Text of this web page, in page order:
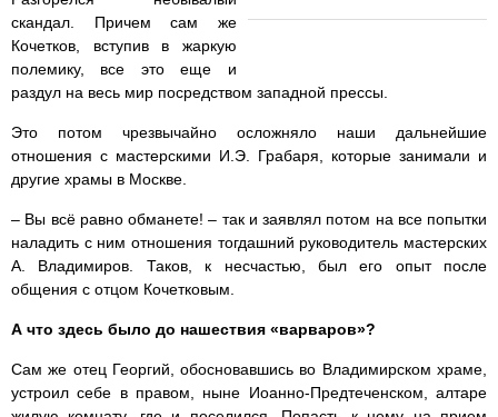
скандал. Причем сам же
Кочетков, вступив в жаркую
полемику, все это еще и
раздул на весь мир посредством западной прессы.
Это потом чрезвычайно осложняло наши дальнейшие
отношения с мастерскими И.Э. Грабаря, которые занимали и
другие храмы в Москве.
– Вы всё равно обманете! – так и заявлял потом на все попытки
наладить с ним отношения тогдашний руководитель мастерских
А. Владимиров. Таков, к несчастью, был его опыт после
общения с отцом Кочетковым.
А что здесь было до нашествия «варваров»?
Сам же отец Георгий, обосновавшись во Владимирском храме,
устроил себе в правом, ныне Иоанно-Предтеченском, алтаре